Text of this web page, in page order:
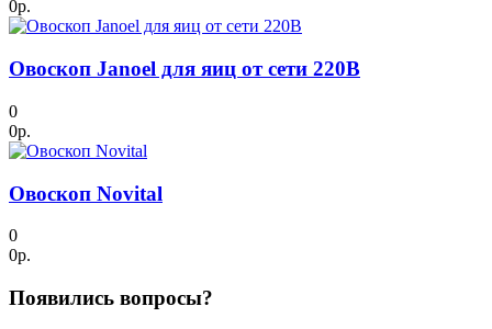
0р.
Овоскоп Janoel для яиц от сети 220В
0
0р.
Овоскоп Novital
0
0р.
Появились вопросы?